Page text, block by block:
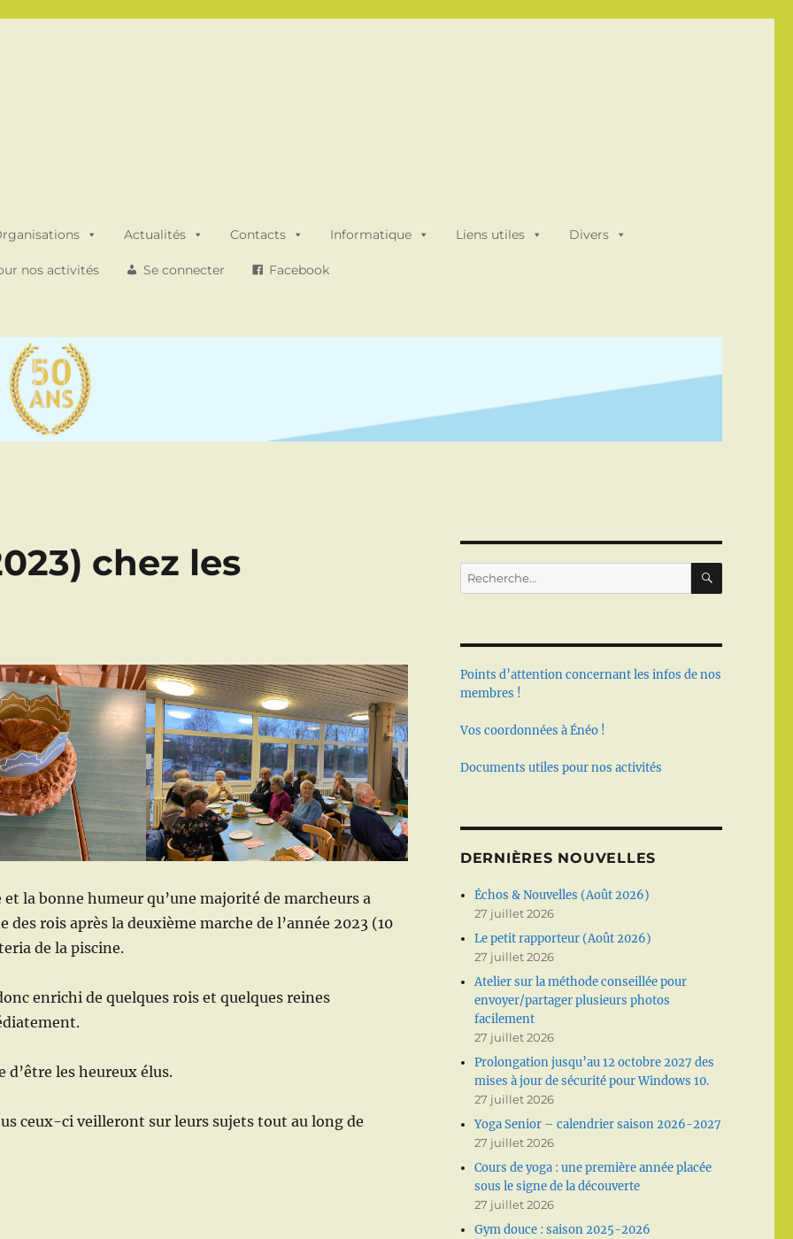
Actualités Contacts Informatique Liens utiles Divers
nos activités Se connecter Facebook
chez les
et la bonne humeur qu’une majorité de marcheurs a
des rois après la deuxième marche de l’année 2023 (10
de la piscine.
enrichi de quelques rois et quelques reines
d’être les heureux élus.
ceux-ci veilleront sur leurs sujets tout au long de
Recherche
pour :
Points d’attention concernant les infos de nos
membres !
Vos coordonnées à Énéo !
Documents utiles pour nos activités
DERNIÈRES NOUVELLES
Échos & Nouvelles (Août 2026)
27 juillet 2026
Le petit rapporteur (Août 2026)
27 juillet 2026
Atelier sur la méthode conseillée pour
envoyer/partager plusieurs photos
facilement
27 juillet 2026
Prolongation jusqu’au 12 octobre 2027 des
mises à jour de sécurité pour Windows 10.
27 juillet 2026
Yoga Senior – calendrier saison 2026-2027
27 juillet 2026
Cours de yoga : une première année placée
sous le signe de la découverte
27 juillet 2026
Gym douce : saison 2025-2026